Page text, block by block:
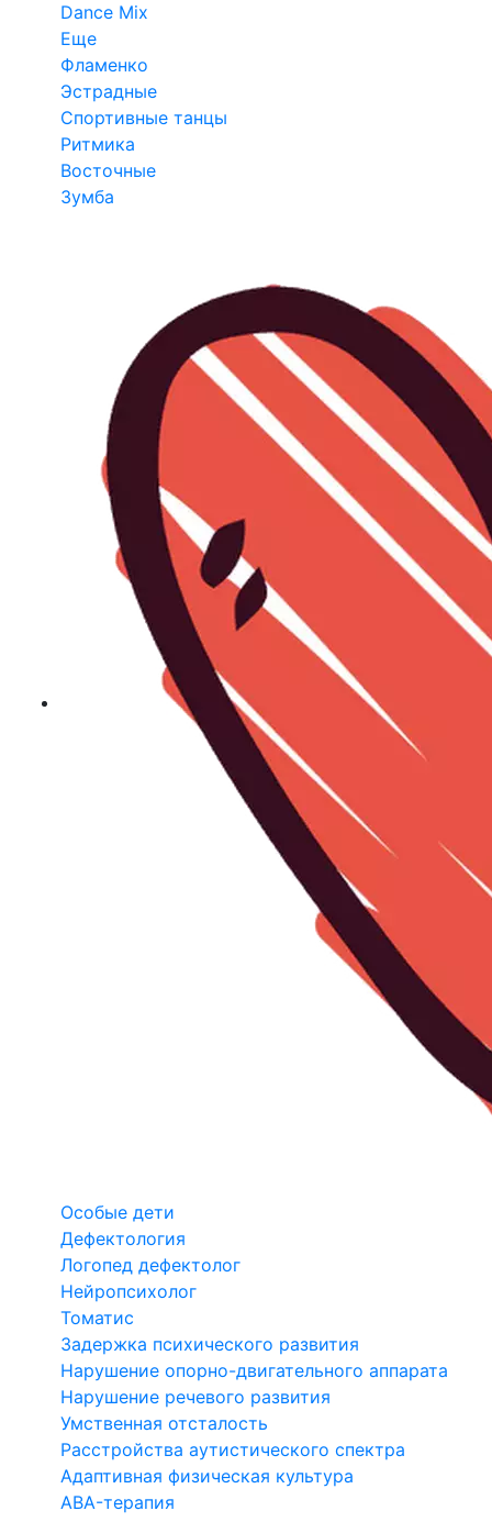
Dance Mix
Еще
Фламенко
Эстрадные
Спортивные танцы
Ритмика
Восточные
Зумба
Особые дети
Дефектология
Логопед дефектолог
Нейропсихолог
Томатис
Задержка психического развития
Нарушение опорно-двигательного аппарата
Нарушение речевого развития
Умственная отсталость
Расстройства аутистического спектра
Адаптивная физическая культура
ABA-терапия